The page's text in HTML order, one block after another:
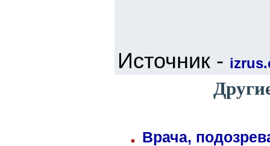
Источник -
Врача,